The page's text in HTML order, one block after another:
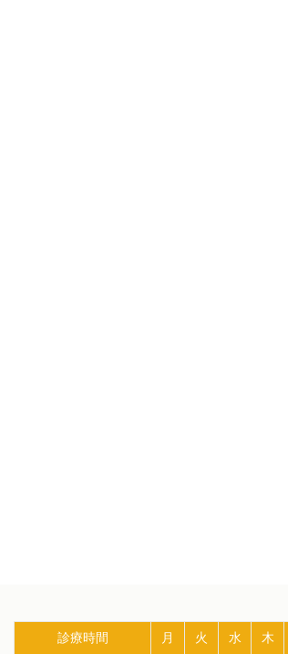
診療時間 月 火 水 木